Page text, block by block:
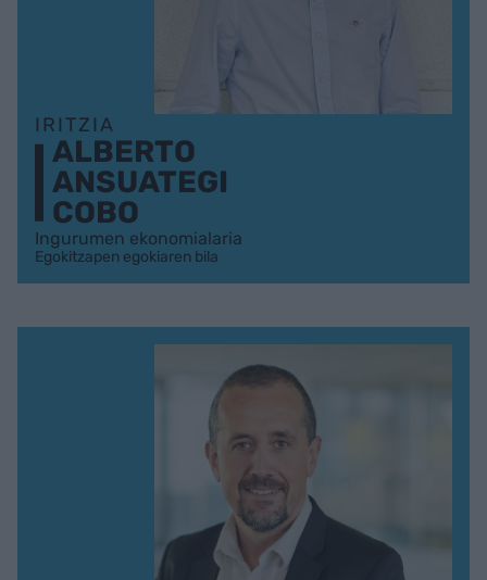
IRITZIA
ALBERTO
ANSUATEGI
COBO
Ingurumen ekonomialaria
Egokitzapen egokiaren bila